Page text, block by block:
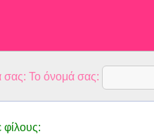
σας: Το όνομά σας:
φίλους: